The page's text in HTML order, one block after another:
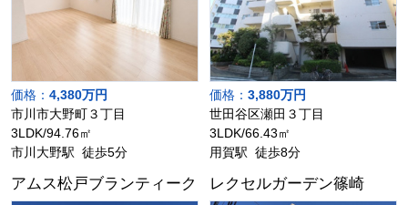
価格： 4,380万円
市川市大野町３丁目
3LDK/94.76㎡
市川大野駅 徒歩5分
価格： 3,880万円
世田谷区瀬田３丁目
3LDK/66.43㎡
用賀駅 徒歩8分
アムス松戸ブランティーク レクセルガーデン篠崎